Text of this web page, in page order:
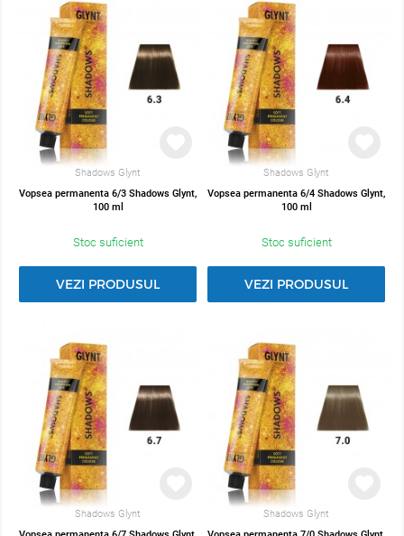
Shadows Glynt
Vopsea permanenta 6/3 Shadows Glynt,
100 ml
Stoc suficient
VEZI PRODUSUL
Shadows Glynt
Vopsea permanenta 6/4 Shadows Glynt,
100 ml
Stoc suficient
VEZI PRODUSUL
Shadows Glynt
Shadows Glynt